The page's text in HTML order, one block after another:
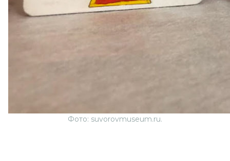
Фото: suvorovmuseum.ru.